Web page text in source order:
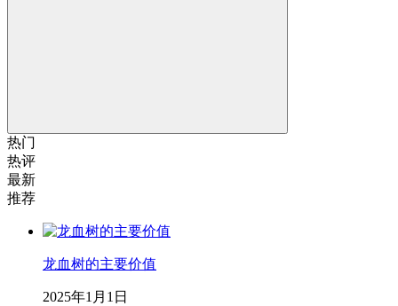
热门
热评
最新
推荐
龙血树的主要价值
2025年1月1日